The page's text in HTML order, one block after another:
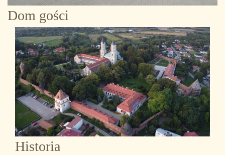
Dom gości
Historia